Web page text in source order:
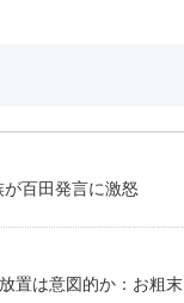
が百田発言に激怒
置は意図的か：お粗末